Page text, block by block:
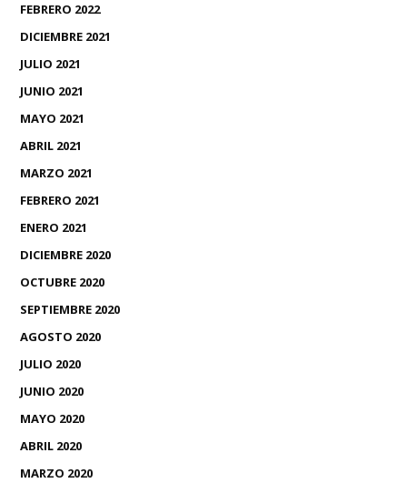
FEBRERO 2022
DICIEMBRE 2021
JULIO 2021
JUNIO 2021
MAYO 2021
ABRIL 2021
MARZO 2021
FEBRERO 2021
ENERO 2021
DICIEMBRE 2020
OCTUBRE 2020
SEPTIEMBRE 2020
AGOSTO 2020
JULIO 2020
JUNIO 2020
MAYO 2020
ABRIL 2020
MARZO 2020